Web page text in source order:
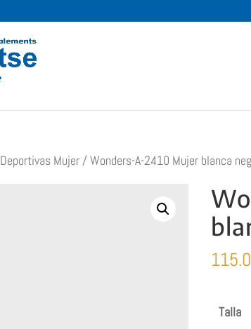
Deportivas Mujer/ Wonders-A-2410 Mujer blanca
Talla